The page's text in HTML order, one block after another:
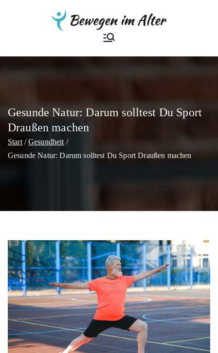
Bewegen im
Alter
Der Ratgeber
Gesunde Natur: Darum solltest Du Sport
Draußen machen
Start
Gesundheit
Gesunde Natur: Darum solltest Du Sport Draußen machen